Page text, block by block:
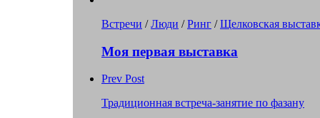
Встречи /Люди /Ринг /Щелковская
Моя первая выставка
Prev Post
Традиционная встреча-занятие по фазану